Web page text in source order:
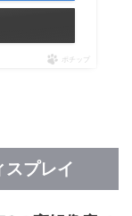
ポチップ
プレイ